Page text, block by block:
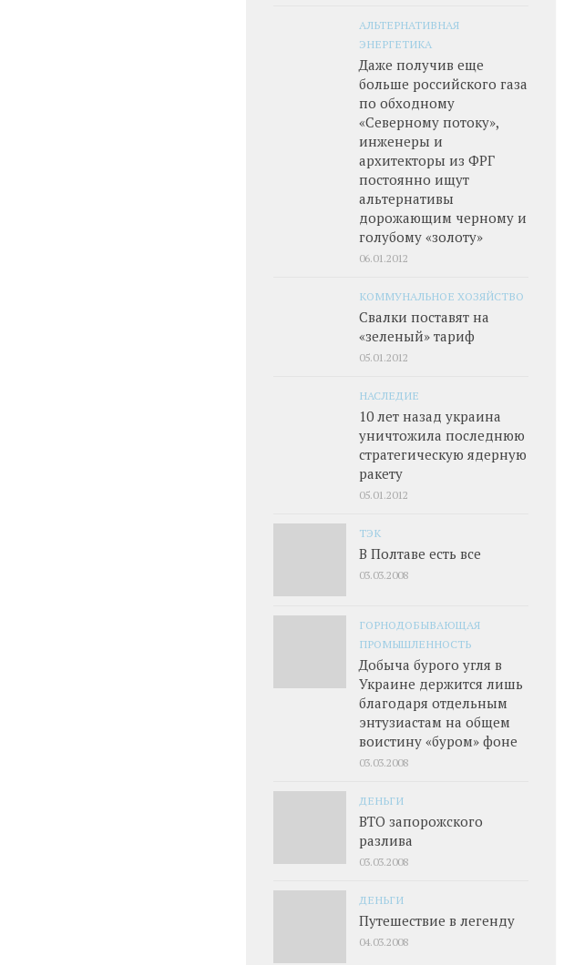
АЛЬТЕРНАТИВНАЯ
ЭНЕРГЕТИКА
Даже получив еще
больше российского газа
по обходному
«Северному потоку»,
инженеры и
архитекторы из ФРГ
постоянно ищут
альтернативы
дорожающим черному и
голубому «золоту»
06.01.2012
КОММУНАЛЬНОЕ ХОЗЯЙСТВО
Свалки поставят на
«зеленый» тариф
05.01.2012
НАСЛЕДИЕ
10 лет назад украина
уничтожила последнюю
стратегическую ядерную
ракету
05.01.2012
ТЭК
В Полтаве есть все
03.03.2008
ГОРНОДОБЫВАЮЩАЯ
ПРОМЫШЛЕННОСТЬ
Добыча бурого угля в
Украине держится лишь
благодаря отдельным
энтузиастам на общем
воистину «буром» фоне
03.03.2008
ДЕНЬГИ
ВТО запорожского
разлива
03.03.2008
ДЕНЬГИ
Путешествие в легенду
04.03.2008